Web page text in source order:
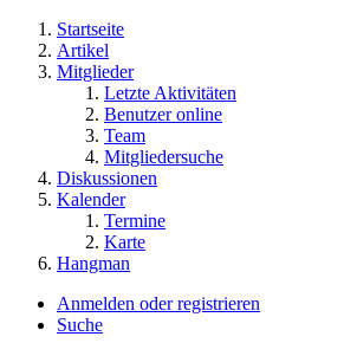
Startseite
Artikel
Mitglieder
Letzte Aktivitäten
Benutzer online
Team
Mitgliedersuche
Diskussionen
Kalender
Termine
Karte
Hangman
Anmelden oder registrieren
Suche